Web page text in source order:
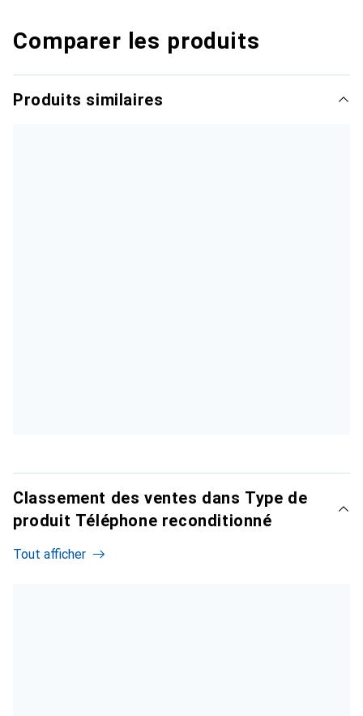
Comparer les produits
Produits similaires
Classement des ventes dans Type de
produit Téléphone reconditionné
Tout afficher